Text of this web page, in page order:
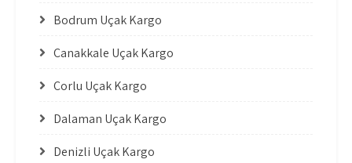
Bodrum Uçak Kargo
Çanakkale Uçak Kargo
Çorlu Uçak Kargo
Dalaman Uçak Kargo
Denizli Uçak Kargo